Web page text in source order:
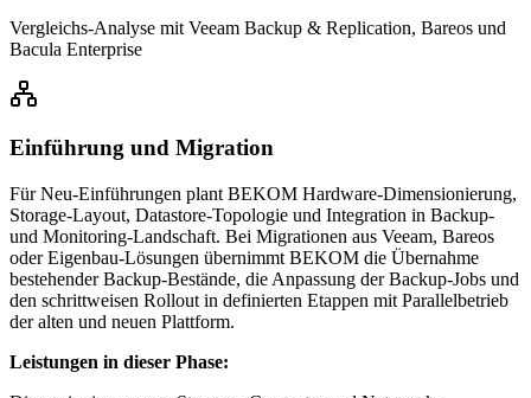
Vergleichs-Analyse mit Veeam Backup & Replication, Bareos und
Bacula Enterprise
Einführung und Migration
Für Neu-Einführungen plant BEKOM Hardware-Dimensionierung,
Storage-Layout, Datastore-Topologie und Integration in Backup-
und Monitoring-Landschaft. Bei Migrationen aus Veeam, Bareos
oder Eigenbau-Lösungen übernimmt BEKOM die Übernahme
bestehender Backup-Bestände, die Anpassung der Backup-Jobs und
den schrittweisen Rollout in definierten Etappen mit Parallelbetrieb
der alten und neuen Plattform.
Leistungen in dieser Phase: